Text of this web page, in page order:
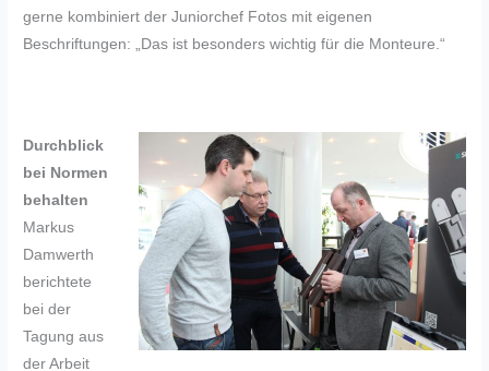
gerne kombiniert der Juniorchef Fotos mit eigenen
Beschriftungen: „Das ist besonders wichtig für die Monteure.“
Durchblick
bei Normen
behalten
Markus
Damwerth
berichtete
bei der
Tagung aus
der Arbeit